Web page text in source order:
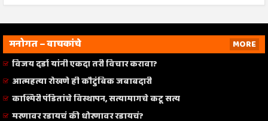
मनोगत – वाचकांचे
MORE
विजय दर्डा यांनी एकदा तरी विचार करावा?
आत्महत्या रोखणे ही कौटुंबिक जबाबदारी
काश्मिरी पंडितांचे विस्थापन, सत्यामागचे कटू सत्य
मरणावर रडायचं की धोरणावर रडायचं?